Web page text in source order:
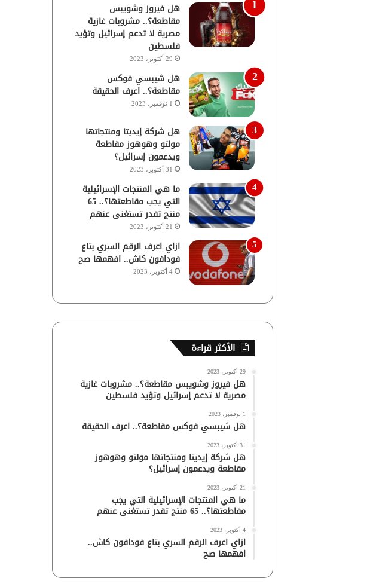
هل فيروز وشويبس
مقاطعة؟.. مشروبات غازية
مصرية لا تدعم إسرائيل وتؤيد
فلسطين
29 أكتوبر، 2023
هل شيبسي فوكس
مقاطعة؟.. اعرف الحقيقة
1 نوفمبر، 2023
هل شركة إيديتا ومنتجاتها
مولتو وهوهوز مقاطعة
ويدعمون إسرائيل؟
31 أكتوبر، 2023
ما هي المنتجات الإسرائيلية
التي يجب مقاطعتها؟.. 65
منتج تقدر تستغنى عنهم
21 أكتوبر، 2023
ازاي اعرف الرقم السري بتاع
فودافون كاش.. افهمها صح
4 أكتوبر، 2023
الأكثر قراءة
29 أكتوبر، 2023
هل فيروز وشويبس مقاطعة؟.. مشروبات غازية
مصرية لا تدعم إسرائيل وتؤيد فلسطين
1 نوفمبر، 2023
هل شيبسي فوكس مقاطعة؟.. اعرف الحقيقة
31 أكتوبر، 2023
هل شركة إيديتا ومنتجاتها مولتو وهوهوز
مقاطعة ويدعمون إسرائيل؟
21 أكتوبر، 2023
ما هي المنتجات الإسرائيلية التي يجب
مقاطعتها؟.. 65 منتج تقدر تستغنى عنهم
4 أكتوبر، 2023
ازاي اعرف الرقم السري بتاع فودافون كاش..
افهمها صح